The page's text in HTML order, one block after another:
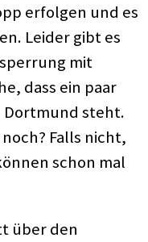
erfolgen und es
Leider gibt es
mit
dass ein paar
Dortmund steht.
Falls nicht,
schon mal
über den